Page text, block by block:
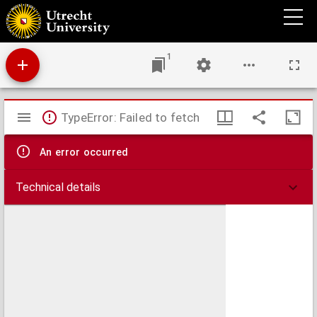
Cysticerci in het vleesch van rund en varken : een hygiënische studie, naar aanleiding
van een bijzonder onderzoek naar deze parasieten op het eiland Bali
1
Mirador
viewer
TypeError: Failed to fetch
An error occurred
Technical details